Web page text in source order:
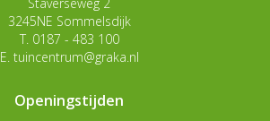
Staverseweg 2
3245NE Sommelsdijk
T. 0187 - 483 100
E. tuincentrum@graka.nl
Openingstijden